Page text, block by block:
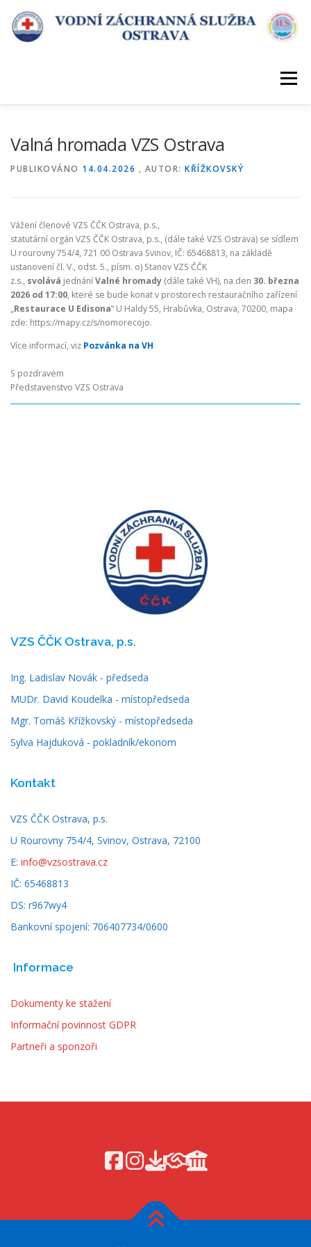
obsah
Menu
Valná hromada VZS Ostrava
PUBLIKOVÁNO 14.04.2026 , AUTOR: KŘÍŽKOVSKÝ
Vážení členové VZS ČČK Ostrava, p.s.,
statutární orgán VZS ČČK Ostrava, p.s., (dále také VZS Ostrava) se sídlem
U rourovny 754/4, 721 00 Ostrava Svinov, IČ: 65468813, na základě
ustanovení čl. V., odst. 5., písm. o) Stanov VZS ČČK
z.s., svolává jednáníValné hromady (dále také VH), na den 30. března
2026 od 17:00, které se bude konat v prostorech restauračního zařízení
„Restaurace U Edisona“ U Haldy 55, Hrabůvka, Ostrava, 70200, mapa
zde: https://mapy.cz/s/nomorecojo.
Více informací, viz Pozvánka na VH
S pozdravem
Představenstvo VZS Ostrava
VZS ČČK Ostrava, p.s.
Ing. Ladislav Novák - předseda
MUDr. David Koudelka - místopředseda
Mgr. Tomáš Křížkovský - místopředseda
Sylva Hajduková - pokladník/ekonom
Kontakt
VZS ČČK Ostrava, p.s.
U Rourovny 754/4, Svinov, Ostrava, 72100
E: info@vzsostrava.cz
IČ: 65468813
DS: r967wy4
Bankovní spojení: 706407734/0600
Informace
Dokumenty ke stažení
Informační povinnost GDPR
Partneři a sponzoři